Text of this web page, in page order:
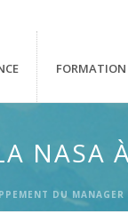
FORMATION
NASA
DU MANAGER